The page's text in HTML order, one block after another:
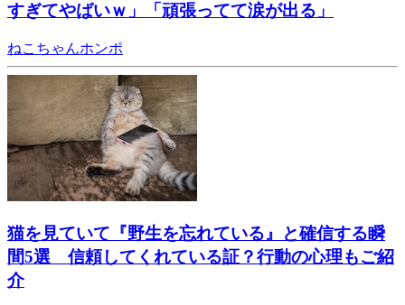
すぎてやばいｗ」「頑張ってて涙が出る」
ねこちゃんホンポ
猫を見ていて『野生を忘れている』と確信する瞬
間5選 信頼してくれている証？行動の心理もご紹
介